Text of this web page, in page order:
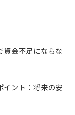
資金不足にならな
イント：将来の安